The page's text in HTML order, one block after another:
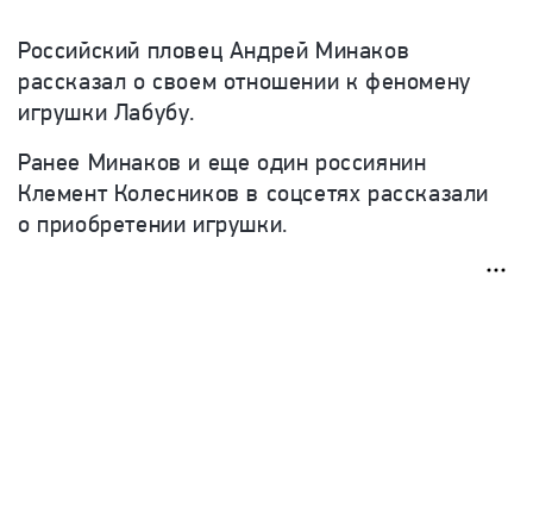
Российский пловец Андрей Минаков
рассказал о своем отношении к феномену
игрушки Лабубу.
Ранее Минаков и еще один россиянин
Клемент Колесников в соцсетях рассказали
о приобретении игрушки.